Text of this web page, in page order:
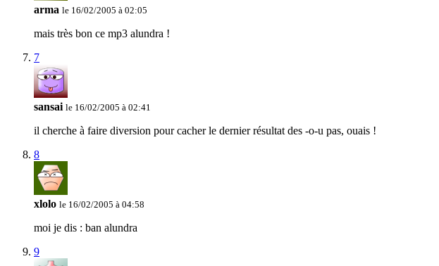
arma le 16/02/2005 à 02:05
mais très bon ce mp3 alundra !
7
sansai le 16/02/2005 à 02:41
il cherche à faire diversion pour cacher le dernier résultat des -o-u pas, ouais !
8
xlolo le 16/02/2005 à 04:58
moi je dis : ban alundra
9